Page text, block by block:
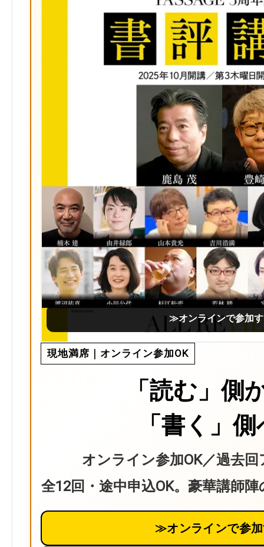
マ
ー
ク
≫オンラインで参加
現地満席｜オンライン参加OK
「読む」側
「書く」
オンライン参加OK／過去
全12回・途中申込OK。豪華講師
≫オンラインで参